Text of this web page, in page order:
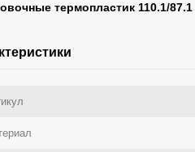
термопластик 110.1/87.1